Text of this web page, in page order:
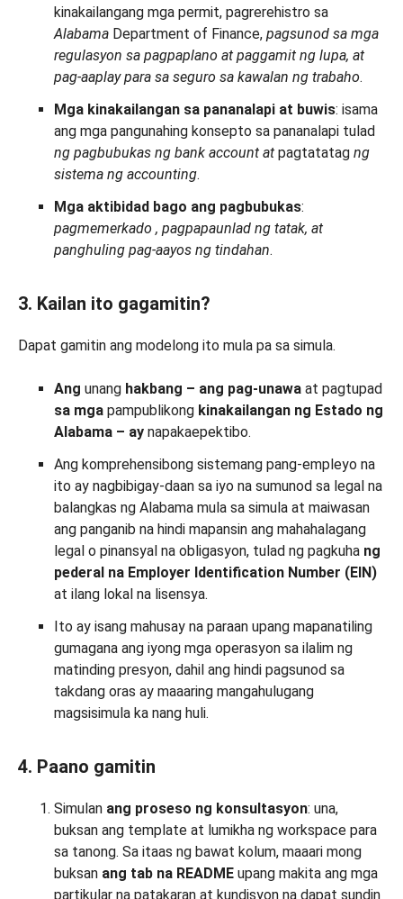
kinakailangang mga permit, pagrerehistro sa
Alabama Department of Finance, pagsunod sa mga
regulasyon sa pagpaplano at paggamit ng lupa, at
pag-aaplay para sa seguro sa kawalan ng trabaho.
Mga kinakailangan sa pananalapi at buwis: isama
ang mga pangunahing konsepto sa pananalapi tulad
ng pagbubukas ng bank account at pagtatatag ng
sistema ng accounting.
Mga aktibidad bago ang pagbubukas:
pagmemerkado , pagpapaunlad ng tatak, at
panghuling pag-aayos ng tindahan.
3. Kailan ito gagamitin?
Dapat gamitin ang modelong ito mula pa sa simula.
Ang unang hakbang – ang pag-unawa at pagtupad
sa mga pampublikong kinakailangan ng Estado ng
Alabama – ay napakaepektibo.
Ang komprehensibong sistemang pang-empleyo na
ito ay nagbibigay-daan sa iyo na sumunod sa legal na
balangkas ng Alabama mula sa simula at maiwasan
ang panganib na hindi mapansin ang mahahalagang
legal o pinansyal na obligasyon, tulad ng pagkuha ng
pederal na Employer Identification Number (EIN)
at ilang lokal na lisensya.
Ito ay isang mahusay na paraan upang mapanatiling
gumagana ang iyong mga operasyon sa ilalim ng
matinding presyon, dahil ang hindi pagsunod sa
takdang oras ay maaaring mangahulugang
magsisimula ka nang huli.
4. Paano gamitin
Simulan ang proseso ng konsultasyon: una,
buksan ang template at lumikha ng workspace para
sa tanong. Sa itaas ng bawat kolum, maaari mong
buksan ang tab na README upang makita ang mga
partikular na patakaran at kundisyon na dapat sundin